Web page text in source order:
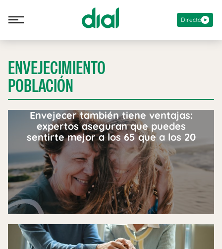
Directo
ENVEJECIMIENTO
POBLACIÓN
Envejecer también tiene ventajas:
expertos aseguran que puedes
sentirte mejor a los 65 que a los 20